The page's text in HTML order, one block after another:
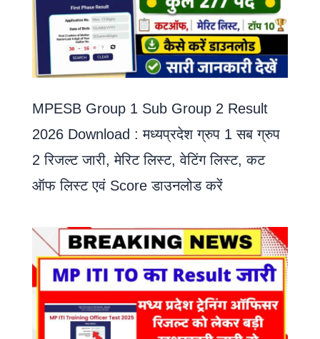
MPESB Group 1 Sub Group 2 Result
2026 Download : मध्यप्रदेश ग्रुप 1 सब ग्रुप
2 रिजल्ट जारी, मेरिट लिस्ट, वेटिंग लिस्ट, कट
ऑफ लिस्ट एवं Score डाउनलोड करें